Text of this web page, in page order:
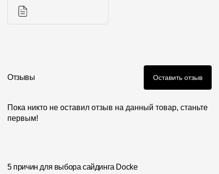
Отзывы Оставить отзыв
Пока никто не оставил отзыв на данный товар, станьте
первым!
5 причин для выбора сайдинга Docke